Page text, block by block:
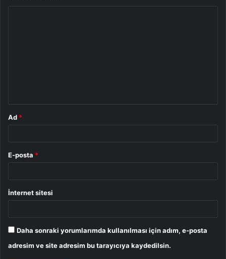
Ad *
E-posta *
İnternet sitesi
Daha sonraki yorumlarımda kullanılması için adım, e-posta
adresim ve site adresim bu tarayıcıya kaydedilsin.